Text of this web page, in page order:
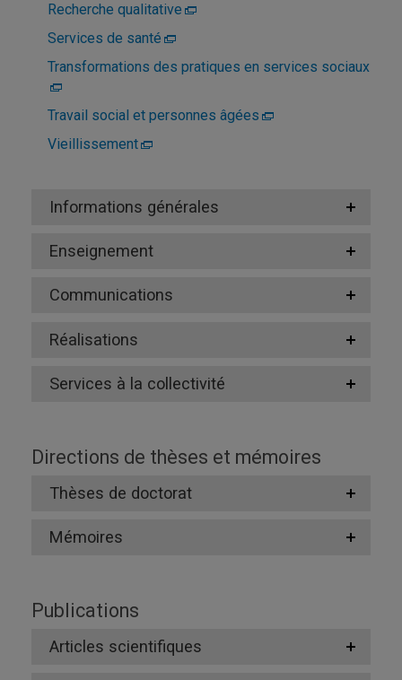
Recherche qualitative
Services de santé
Transformations des pratiques en services sociaux
Travail social et personnes âgées
Vieillissement
Informations générales
Enseignement
Communications
Réalisations
Services à la collectivité
Directions de thèses et mémoires
Thèses de doctorat
Mémoires
Publications
Articles scientifiques